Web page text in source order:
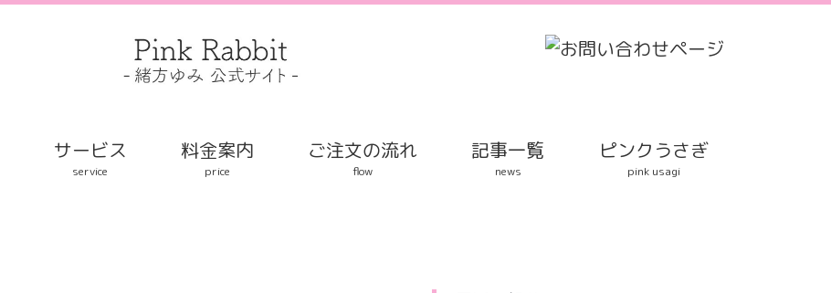
サービス
service
料金案内
price
ご注文の流れ
flow
記事一覧
news
ピンクうさぎ
pink usagi